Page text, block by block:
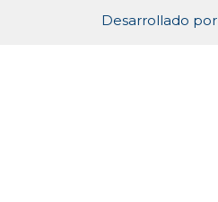
Desarrollado por